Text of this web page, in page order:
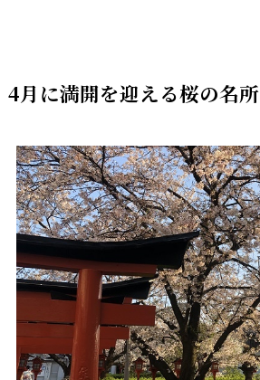
4月に満開を迎える桜の名所